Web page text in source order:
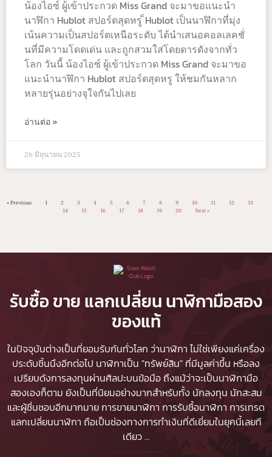
น้องไอซ์ ผู้เข้าประกวด Miss Grand จะมาขอแนะนำ
นาฬิกา Hublot สปอร์ตสุดหรู ็Hublot เป็นนาฬิกาที่มุ่ง
เน้นความเป็นสปอร์ตเหนือระดับ ได้นำเสนอคอลเลคชั่
นที่มีความโดดเด่น และถูกสวมใส่โดยดารดังจากทั่ว
โลก วันนี้ น้องไอซ์ ผู้เข้าประกวด Miss Grand จะมาขอ
แนะนำนาฬิกา Hublot สปอร์ตสุดหรู ให้ชมกันหลาก
หลายรุ่นอย่างจุใจกันไปเลย
อ่านต่อ »
26 มิถุนายน 2025
« Previous 1 2 3 4 5 6 7 8 9 10 11 12
13
14
15 16 17 18 19 20 Next »
รับซื้อ ขาย แลกเปลี่ยน นาฬิกามือสอง
ของแท้
ในปัจจุบันต่างเป็นที่ยอมรับกันทั่วโลก ว่านาฬิกา ไม่ใช่เพียงแค่เครื่อง
ประดับชิ้นนึงอีกต่อไป นาฬิกาเป็น "ทรัพย์สิน" ที่มีมูลค่าขึ้น หรือลง
เปรียบดังการลงทุนผ่านศิลปะบนข้อมือ ถึงแม้ว่าจะเป็นนาฬิกามือ
สองเองก็ตาม ยังเป็นที่นิยมอย่างมากสำหรับทั้ง นักลงทุน นักสะสม
และผู้ชื่นชอบอีกมากมายการขายนาฬิกา การรับซื้อนาฬิกา การเทรด
แลกเปลี่ยนนาฬิกา ถือเป็นช่องทางการทำเงินที่ดีเยี่ยมในยุคนี้เลยที
เดียว...